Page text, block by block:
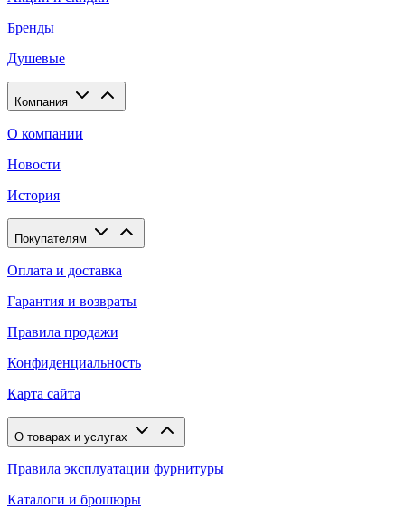
Бренды
Душевые
Компания
О компании
Новости
История
Покупателям
Оплата и доставка
Гарантия и возвраты
Правила продажи
Конфиденциальность
Карта сайта
О товарах и услугах
Правила эксплуатации фурнитуры
Каталоги и брошюры